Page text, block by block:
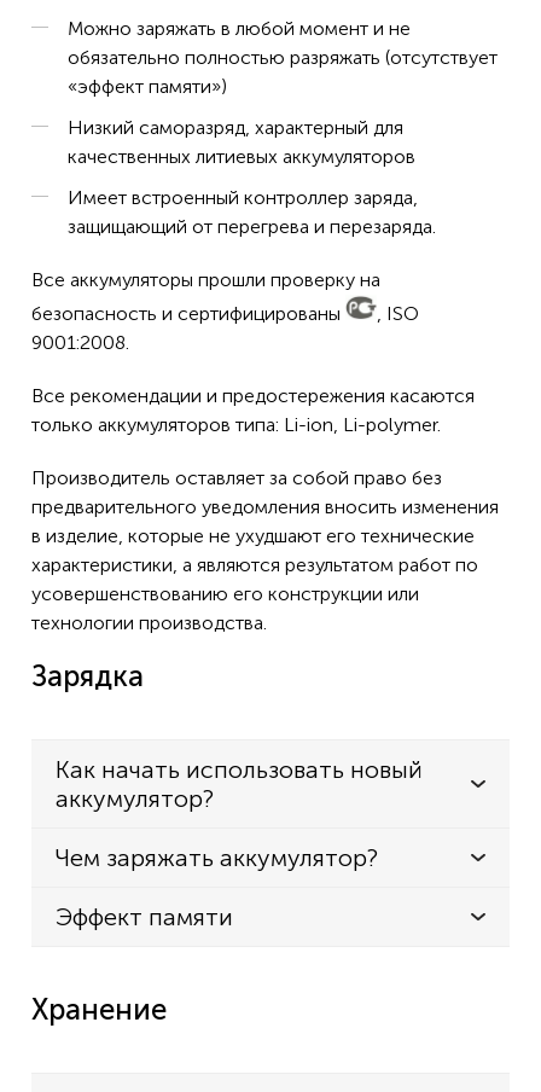
Можно заряжать в любой момент и не
обязательно полностью разряжать (отсутствует
«эффект памяти»)
Низкий саморазряд, характерный для
качественных литиевых аккумуляторов
Имеет встроенный контроллер заряда,
защищающий от перегрева и перезаряда.
Все аккумуляторы прошли проверку на
безопасность и сертифицированы
, ISO
9001:2008.
Все рекомендации и предостережения касаются
только аккумуляторов типа: Li-ion, Li-polymer.
Производитель оставляет за собой право без
предварительного уведомления вносить изменения
в изделие, которые не ухудшают его технические
характеристики, а являются результатом работ по
усовершенствованию его конструкции или
технологии производства.
Зарядка
Как начать использовать новый
аккумулятор?
Чем заряжать аккумулятор?
Эффект памяти
Хранение